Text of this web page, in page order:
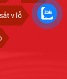
sắt v lỗ